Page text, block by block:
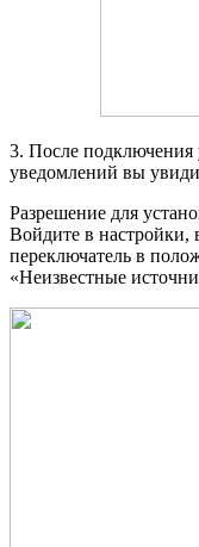
3. После подключения
уведомлений вы
Разрешение для
Войдите в настройки,
переключатель в
«Неизвестные